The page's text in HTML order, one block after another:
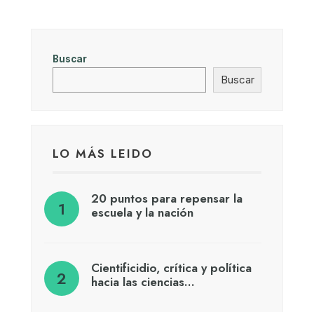
Buscar
Buscar
LO MÁS LEIDO
20 puntos para repensar la
escuela y la nación
Cientificidio, crítica y política
hacia las ciencias…